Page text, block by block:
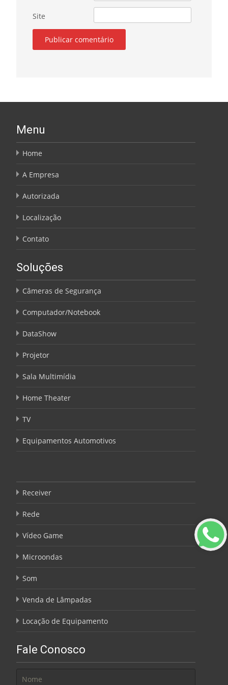
Site
Menu
Home
A Empresa
Autorizada
Localização
Contato
Soluções
Câmeras de Segurança
Computador/Notebook
DataShow
Projetor
Sala Multimídia
Home Theater
TV
Equipamentos Automotivos
Receiver
Rede
Vídeo Game
Microondas
Som
Venda de Lâmpadas
Locação de Equipamento
Fale Conosco